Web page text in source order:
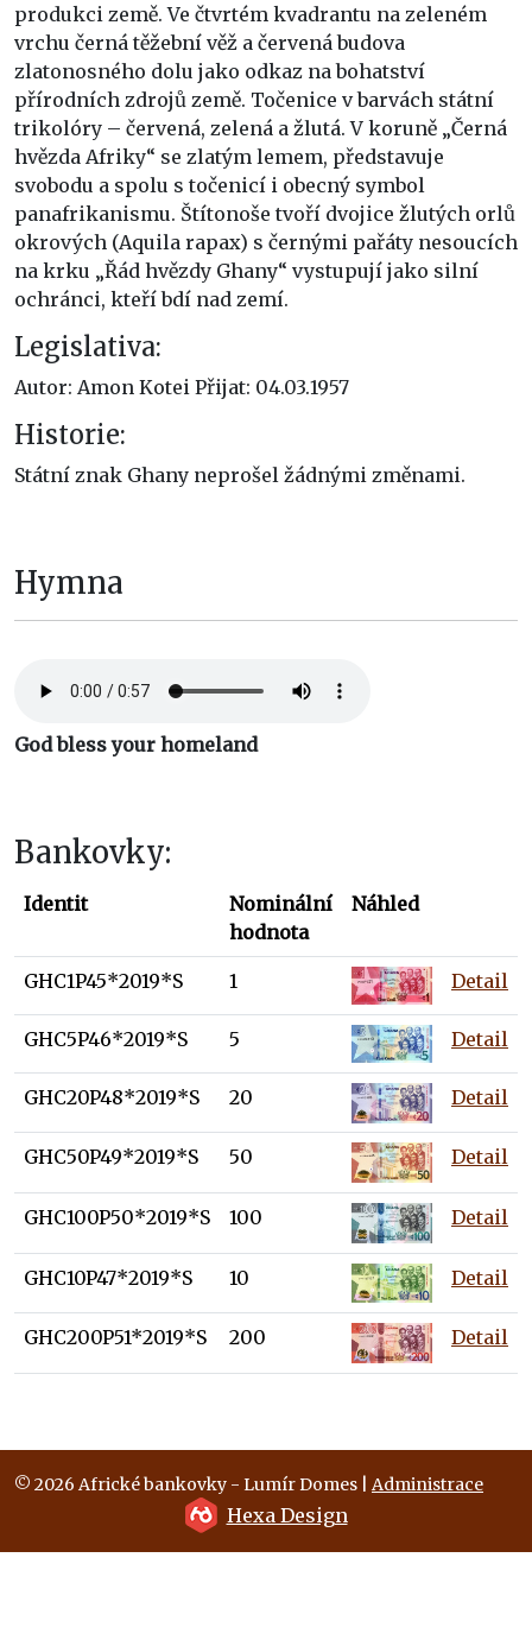
produkci země. Ve čtvrtém kvadrantu na zeleném
vrchu černá těžební věž a červená budova
zlatonosného dolu jako odkaz na bohatství
přírodních zdrojů země. Točenice v barvách státní
trikolóry – červená, zelená a žlutá. V koruně „Černá
hvězda Afriky“ se zlatým lemem, představuje
svobodu a spolu s točenicí i obecný symbol
panafrikanismu. Štítonoše tvoří dvojice žlutých orlů
okrových (Aquila rapax) s černými pařáty nesoucích
na krku „Řád hvězdy Ghany“ vystupují jako silní
ochránci, kteří bdí nad zemí.
Legislativa:
Autor: Amon Kotei Přijat: 04.03.1957
Historie:
Státní znak Ghany neprošel žádnými změnami.
Hymna
God bless your homeland
Bankovky:
Identit
Nominální
hodnota
Náhled
GHC1P45*2019*S 1 Detail
GHC5P46*2019*S 5 Detail
GHC20P48*2019*S 20 Detail
GHC50P49*2019*S 50 Detail
GHC100P50*2019*S 100 Detail
GHC10P47*2019*S 10 Detail
GHC200P51*2019*S 200 Detail
© 2026 Africké bankovky - Lumír Domes | Administrace
Hexa Design